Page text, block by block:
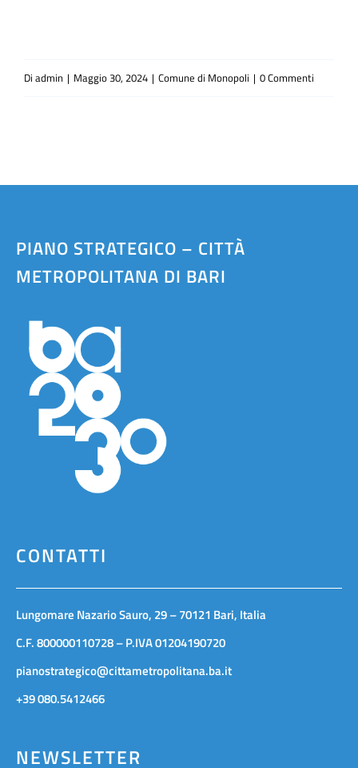
Di admin | Maggio 30, 2024 | Comune di Monopoli | 0 Commenti
PIANO STRATEGICO – CITTÀ
METROPOLITANA DI BARI
CONTATTI
Lungomare Nazario Sauro, 29 – 70121 Bari, Italia
C.F. 800000110728 – P.IVA 01204190720
pianostrategico@cittametropolitana.ba.it
+39 080.5412466
NEWSLETTER